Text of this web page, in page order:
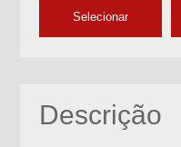
Descrição
Selecionar